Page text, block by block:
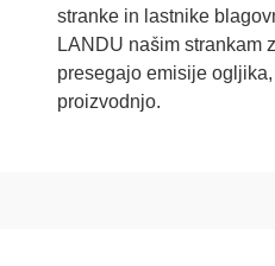
stranke in lastnike
LANDU našim strankam
presegajo emisije
proizvodnjo.